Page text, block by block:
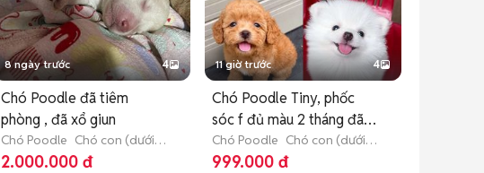
8 ngày trước 4
Chó Poodle đã tiêm
phòng , đã xổ giun
Chó Poodle Chó con (dưới 3
tháng tuổi)
2.000.000 đ
11 giờ trước 4
Chó Poodle Tiny, phốc
sóc f đủ màu 2 tháng đã
tiêm
Chó Poodle Chó con (dưới 3
tháng tuổi)
999.000 đ